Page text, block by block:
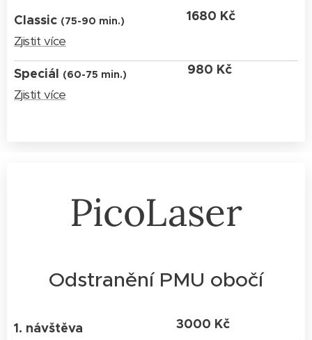
Classic (75-90 min.)
Zjistit více
1680 Kč
Speciál (60-75 min.)
Zjistit více
980 Kč
PicoLaser
Odstranění PMU obočí
1. návštěva
3000 Kč